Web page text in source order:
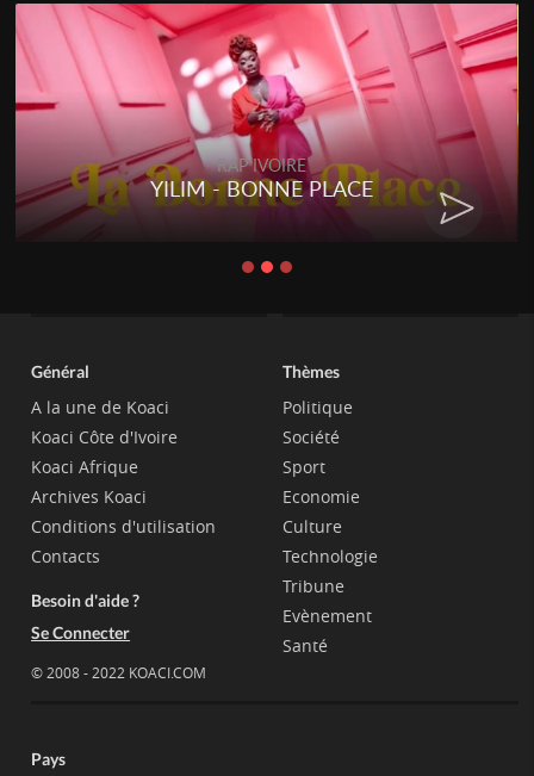
RAP IVOIRE
YILIM - BONNE PLACE
Général
A la une de Koaci
Koaci Côte d'Ivoire
Koaci Afrique
Archives Koaci
Conditions d'utilisation
Contacts
Besoin d'aide ?
Se Connecter
© 2008 - 2022 KOACI.COM
Thèmes
Politique
Société
Sport
Economie
Culture
Technologie
Tribune
Evènement
Santé
Pays